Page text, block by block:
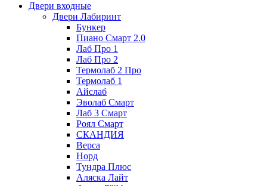
Двери входные
Двери Лабиринт
Бункер
Пиано Смарт 2.0
Лаб Про 1
Лаб Про 2
Термолаб 2 Про
Термолаб 1
Айслаб
Эволаб Смарт
Лаб 3 Смарт
Роял Смарт
СКАНДИЯ
Верса
Норд
Тундра Плюс
Аляска Лайт